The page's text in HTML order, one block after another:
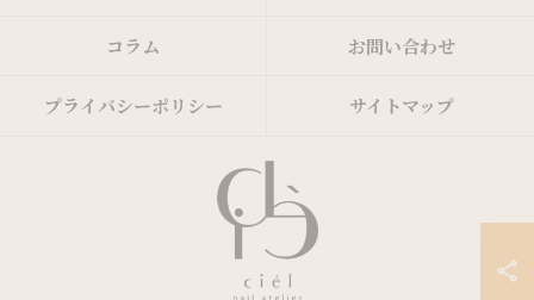
コラム お問い合わせ
プライバシーポリシー サイトマップ